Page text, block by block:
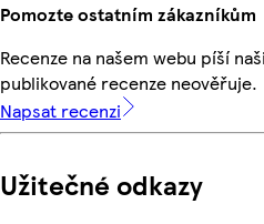
Pomozte ostatním zákazníkům
Recenze na našem webu píší
publikované recenze neověřuje.
Napsat recenzi
Užitečné odkazy